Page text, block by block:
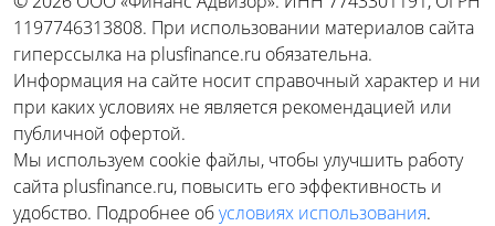
1197746313808. При использовании материалов сайта
гиперссылка на plusfinance.ru обязательна.
Информация на сайте носит справочный характер и ни
при каких условиях не является рекомендацией или
публичной офертой.
Мы используем cookie файлы, чтобы улучшить работу
сайта plusfinance.ru, повысить его эффективность и
удобство. Подробнее обусловиях использования.